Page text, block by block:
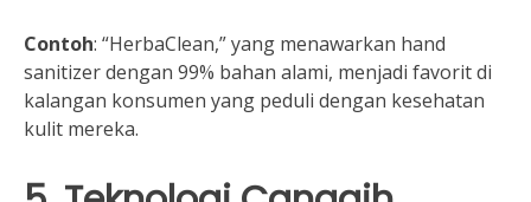
Contoh: “HerbaClean,” yang menawarkan hand
sanitizer dengan 99% bahan alami, menjadi favorit di
kalangan konsumen yang peduli dengan kesehatan
kulit mereka.